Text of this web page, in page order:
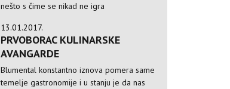
nešto s čime se nikad ne igra
13.01.2017.
PRVOBORAC KULINARSKE
AVANGARDE
Blumental konstantno iznova pomera same
temelje gastronomije i u stanju je da nas